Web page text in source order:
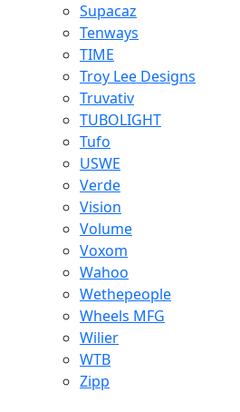
Supacaz
Tenways
TIME
Troy Lee Designs
Truvativ
TUBOLIGHT
Tufo
USWE
Verde
Vision
Volume
Voxom
Wahoo
Wethepeople
Wheels MFG
Wilier
WTB
Zipp